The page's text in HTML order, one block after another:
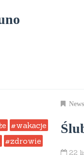
22
wakacje
zdrowie